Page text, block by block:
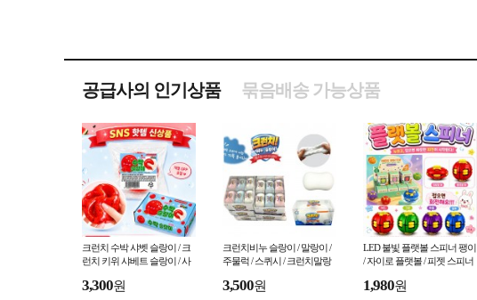
공급사의 인기상품 묶음배송 가능상품
크런치 수박 샤벳 슬랑이 / 크
런치 키위 샤베트 슬랑이 / 사
3,300원
크런치비누 슬랑이 / 말랑이 /
주물럭 / 스퀴시 / 크런치말랑
젯토이
3,500원
LED 불빛 플랫볼 스피너 팽이
/ 자이로 플랫볼 / 피젯 스피너
1,980원